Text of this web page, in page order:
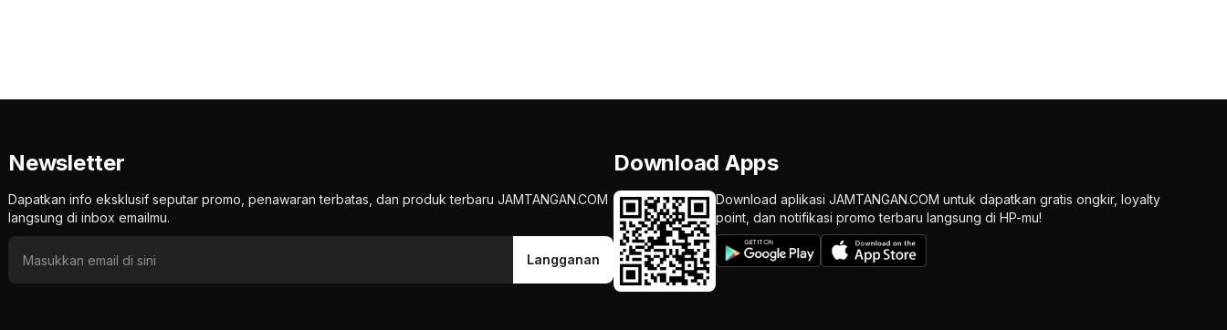
Newsletter
Dapatkan info eksklusif seputar promo, penawaran terbatas, dan produk terbaru JAMTANGAN.COM
langsung di inbox emailmu.
Langganan
Download Apps
Download aplikasi JAMTANGAN.COM untuk dapatkan gratis ongkir, loyalty
point, dan notifikasi promo terbaru langsung di HP-mu!